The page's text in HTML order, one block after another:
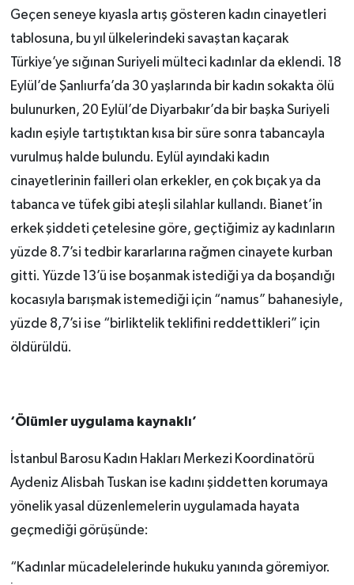
Geçen seneye kıyasla artış gösteren kadın cinayetleri
tablosuna, bu yıl ülkelerindeki savaştan kaçarak
Türkiye’ye sığınan Suriyeli mülteci kadınlar da eklendi. 18
Eylül’de Şanlıurfa’da 30 yaşlarında bir kadın sokakta ölü
bulunurken, 20 Eylül’de Diyarbakır’da bir başka Suriyeli
kadın eşiyle tartıştıktan kısa bir süre sonra tabancayla
vurulmuş halde bulundu. Eylül ayındaki kadın
cinayetlerinin failleri olan erkekler, en çok bıçak ya da
tabanca ve tüfek gibi ateşli silahlar kullandı. Bianet’in
erkek şiddeti çetelesine göre, geçtiğimiz ay kadınların
yüzde 8.7’si tedbir kararlarına rağmen cinayete kurban
gitti. Yüzde 13’ü ise boşanmak istediği ya da boşandığı
kocasıyla barışmak istemediği için “namus” bahanesiyle,
yüzde 8,7’si ise “birliktelik teklifini reddettikleri” için
öldürüldü.
‘Ölümler uygulama kaynaklı’
İstanbul Barosu Kadın Hakları Merkezi Koordinatörü
Aydeniz Alisbah Tuskan ise kadını şiddetten korumaya
yönelik yasal düzenlemelerin uygulamada hayata
geçmediği görüşünde:
“Kadınlar mücadelelerinde hukuku yanında göremiyor.